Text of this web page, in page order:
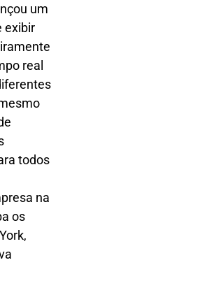
um
exibir
real
todos
na
os